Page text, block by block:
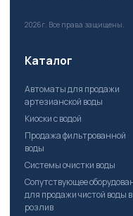
2026г. Все права защищены.
Каталог
Автоматы для продажи
артезианской воды
Киоски с водой
Продажа фильтрованной
воды
Системы очистки воды
Сопутствующее оборудование
для продажи чистой воды в
розлив